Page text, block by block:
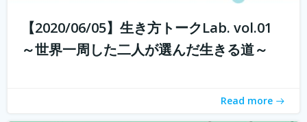
【2020/06/05】生き方トークLab. vol.01
～世界一周した二人が選んだ生きる道～
Read more